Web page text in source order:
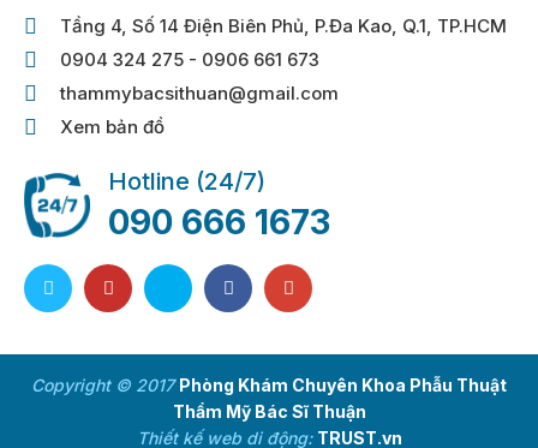
Tầng 4, Số 14 Điện Biên Phủ, P.Đa Kao, Q.1, TP.HCM
0904 324 275 - 0906 661 673
thammybacsithuan@gmail.com
Xem bản đồ
Hotline (24/7)
090 666 1673
Copyright © 2017Phòng Khám Chuyên Khoa Phẫu Thuật
Thẩm Mỹ Bác Sĩ Thuận
Thiết kế web di động: TRUST.vn